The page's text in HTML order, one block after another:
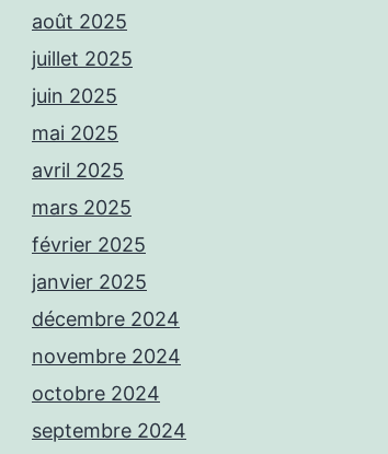
août 2025
juillet 2025
juin 2025
mai 2025
avril 2025
mars 2025
février 2025
janvier 2025
décembre 2024
novembre 2024
octobre 2024
septembre 2024